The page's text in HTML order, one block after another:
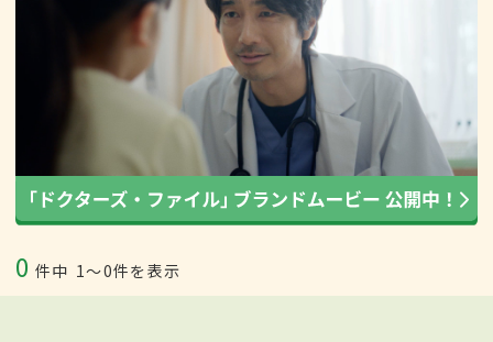
0 件中 1〜0件を表示